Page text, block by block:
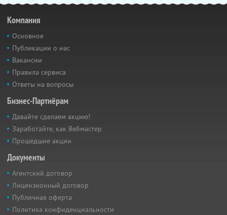
Компания
Основное
Публикации о нас
Вакансии
Правила сервиса
Ответы на вопросы
Бизнес-Партнёрам
Давайте сделаем акцию!
Заработайте, как Вебмастер
Прошедшие акции
Документы
Агентский договор
Лицензионный договор
Публичная оферта
Политика конфиденциальности